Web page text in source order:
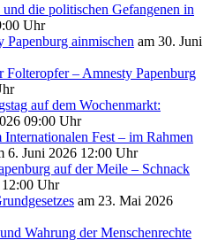
die politischen Gefangenen in
Uhr
Papenburg ainmischen am 30. Juni
Folteropfer – Amnesty Papenburg
auf dem Wochenmarkt:
09:00 Uhr
Fest – im Rahmen
6. Juni 2026 12:00 Uhr
auf der Meile – Schnack
Uhr
am 23. Mai 2026
Wahrung der Menschenrechte